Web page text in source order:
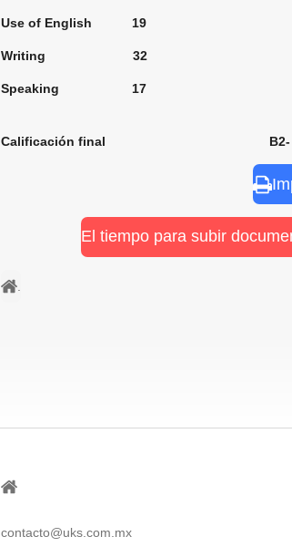
Use of English 19
Writing 32
Speaking 17
Calificación final B2-
El tiempo para subir
.
⠀
contacto@uks.com.mx